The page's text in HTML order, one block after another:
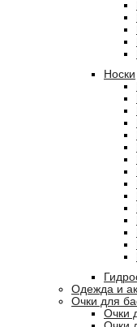
Носки
Одежда и
Очки для
Очки